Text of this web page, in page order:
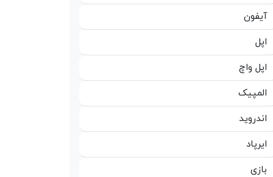
آیفون
اپل
اپل واچ
المپیک
اندروید
ایرپاد
بازی